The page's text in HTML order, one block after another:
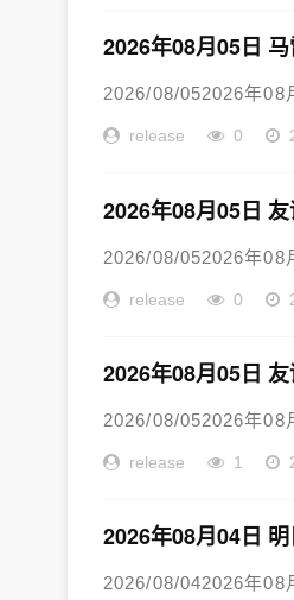
2026年08月05日
2026/08/052026年08
release 0
2026年08月05日
2026/08/052026年08
release 0
2026年08月05日
2026/08/052026年08
release 1
2026年08月04日
2026/08/042026年08